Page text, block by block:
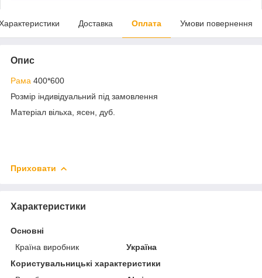
Доставка Оплата Умови повернення
Опис
Рама 400*600
Розмір індивідуальний під замовлення
Матеріал вільха, ясен, дуб.
Приховати
Характеристики
Основні
Країна виробник
Україна
Користувальницькі характеристики